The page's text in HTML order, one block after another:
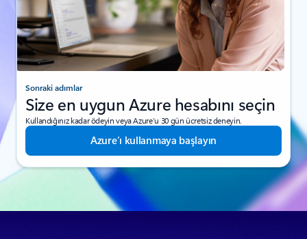
Sonraki adımlar
Size en uygun Azure hesabını seçin
Kullandığınız kadar ödeyin veya Azure’u 30 gün ücretsiz deneyin.
Azure’ı kullanmaya başlayın